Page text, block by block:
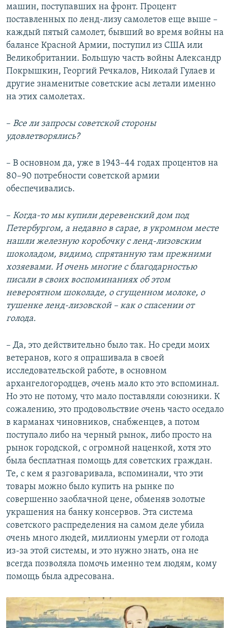
машин, поступавших на фронт. Процент
поставленных по ленд-лизу самолетов еще выше –
каждый пятый самолет, бывший во время войны на
балансе Красной Армии, поступил из США или
Великобритании. Большую часть войны Александр
Покрышкин, Георгий Речкалов, Николай Гулаев и
другие знаменитые советские асы летали именно
на этих самолетах.
– Все ли запросы советской стороны
удовлетворялись?
– В основном да, уже в 1943–44 годах процентов на
80–90 потребности советской армии
обеспечивались.
– Когда-то мы купили деревенский дом под
Петербургом, а недавно в сарае, в укромном месте
нашли железную коробочку с ленд-лизовским
шоколадом, видимо, спрятанную там прежними
хозяевами. И очень многие с благодарностью
писали в своих воспоминаниях об этом
невероятном шоколаде, о сгущенном молоке, о
тушенке ленд-лизовской – как о спасении от
голода.
– Да, это действительно было так. Но среди моих
ветеранов, кого я опрашивала в своей
исследовательской работе, в основном
архангелогородцев, очень мало кто это вспоминал.
Но это не потому, что мало поставляли союзники. К
сожалению, это продовольствие очень часто оседало
в карманах чиновников, снабженцев, а потом
поступало либо на черный рынок, либо просто на
рынок городской, с огромной наценкой, хотя это
была бесплатная помощь для советских граждан.
Те, с кем я разговаривала, вспоминали, что эти
товары можно было купить на рынке по
совершенно заоблачной цене, обменяв золотые
украшения на банку консервов. Эта система
советского распределения на самом деле убила
очень много людей, миллионы умерли от голода
из-за этой системы, и это нужно знать, она не
всегда позволяла помочь именно тем людям, кому
помощь была адресована.